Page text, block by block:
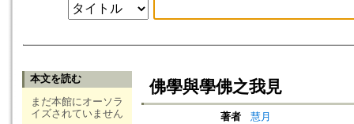
本文を読む
まだ本館にオーソラ
イズされていません
佛學與學佛之我見
著者
慧月